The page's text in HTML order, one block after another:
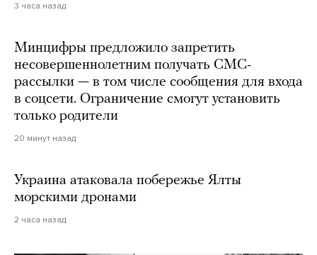
3 часа назад
Минцифры предложило запретить
несовершеннолетним получать СМС-
рассылки — в том числе сообщения для входа
в соцсети. Ограничение смогут установить
только родители
20 минут назад
Украина атаковала побережье Ялты
морскими дронами
2 часа назад